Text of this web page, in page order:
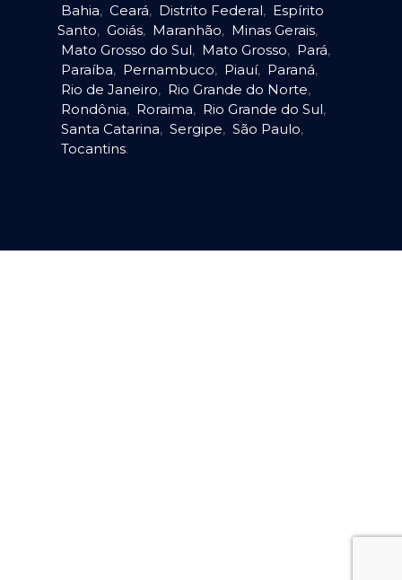
Bahia, Ceará, Distrito Federal, Espírito
Santo, Goiás, Maranhão, Minas Gerais,
Mato Grosso do Sul, Mato Grosso, Pará,
Paraíba, Pernambuco, Piauí, Paraná,
Rio de Janeiro, Rio Grande do Norte,
Rondônia, Roraima, Rio Grande do Sul,
Santa Catarina, Sergipe, São Paulo,
Tocantins.